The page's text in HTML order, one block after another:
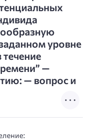
уровне
—
— вопрос и